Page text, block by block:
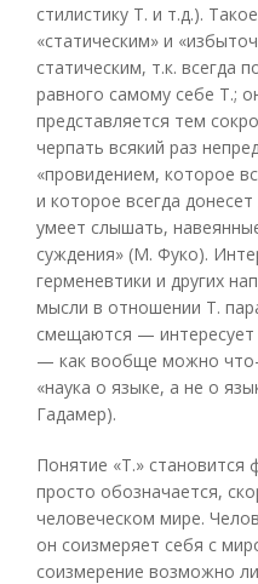
стилистику Т. и т.д.).
«статическим» и
статическим, т.к. всегда
равного самому себе Т.;
представляется тем
черпать всякий раз
«провидением, которое
и которое всегда
умеет слышать,
суждения» (М. Фуко).
герменевтики и других
мысли в отношении Т.
смещаются —
— как вообще можно
«наука о языке, а не о
Гадамер).
Понятие «Т.»
просто обозначается,
человеческом мире.
он соизмеряет себя с
соизмерение возможно